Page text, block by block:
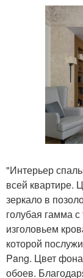
"Интерьер
всей квартире.
зеркало в
голубая гамма
изголовьем
которой
Pang. Цвет
обоев.